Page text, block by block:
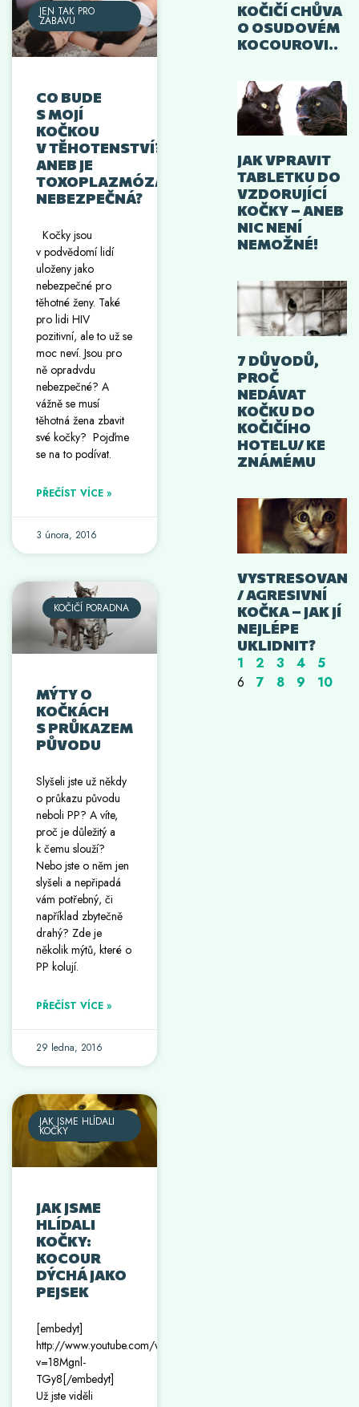
KOČIČÍ CHŮVA
O OSUDOVÉM
KOCOUROVI..
JAK VPRAVIT
TABLETKU DO
VZDORUJÍCÍ
KOČKY – ANEB
NIC NENÍ
NEMOŽNÉ!
7 DŮVODŮ,
PROČ
NEDÁVAT
KOČKU DO
KOČIČÍHO
HOTELU/ KE
ZNÁMÉMU
VYSTRESOVANÁ
/ AGRESIVNÍ
KOČKA – JAK JÍ
NEJLÉPE
UKLIDNIT?
1 2 3 4
5
6
7 8 9 10
JEN TAK PRO
ZÁBAVU
CO BUDE
S MOJÍ
KOČKOU
V TĚHOTENSTVÍ?
ANEB JE
TOXOPLAZMÓZA
NEBEZPEČNÁ?
Kočky jsou
v podvědomí lidí
uloženy jako
nebezpečné pro
těhotné ženy. Také
pro lidi HIV
pozitivní, ale to už se
moc neví. Jsou pro
ně opradvdu
nebezpečné? A
vážně se musí
těhotná žena zbavit
své kočky? Pojďme
se na to podívat.
PŘEČÍST VÍCE »
3 února, 2016
KOČIČÍ PORADNA
MÝTY O
KOČKÁCH
S PRŮKAZEM
PŮVODU
Slyšeli jste už někdy
o průkazu původu
neboli PP? A víte,
proč je důležitý a
k čemu slouží?
Nebo jste o něm jen
slyšeli a nepřipadá
vám potřebný, či
například zbytečně
drahý? Zde je
několik mýtů, které o
PP kolují.
PŘEČÍST VÍCE »
29 ledna, 2016
JAK JSME HLÍDALI
KOČKY
JAK JSME
HLÍDALI
KOČKY:
KOCOUR
DÝCHÁ JAKO
PEJSEK
[embedyt]
http://www.youtube.com/watch?
v=18Mgnl-
TGy8[/embedyt]
Už jste viděli